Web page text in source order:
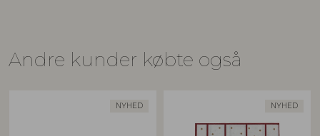
Andre kunder købte også
NYHED NYHED